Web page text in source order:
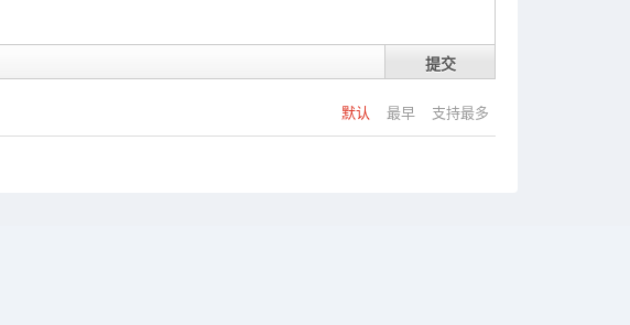
提交
默认 最早 支持最多